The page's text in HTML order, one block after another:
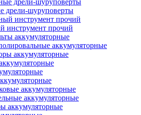
дрели-шуруповерты
инструмент прочий
аккумуляторные
аккумуляторные
аккумуляторные
аккумуляторные
аккумуляторные
аккумуляторные